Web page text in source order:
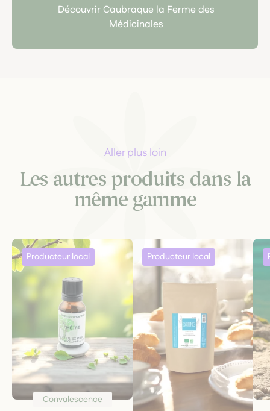
transformation locale et artisanale.
Découvrir Caubraque la Ferme des
Médicinales
Aller plus loin
Les autres produits dans la
même gamme
Convalescence